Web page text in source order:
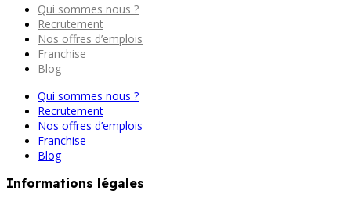
Qui sommes nous ?
Recrutement
Nos offres d’emplois
Franchise
Blog
Qui sommes nous ?
Recrutement
Nos offres d’emplois
Franchise
Blog
Informations légales